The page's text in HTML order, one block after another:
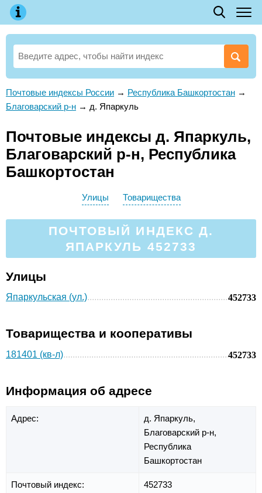
Почтовые индексы России → Республика Башкортостан →
Благоварский р-н → д. Япаркуль
Почтовые индексы д. Япаркуль,
Благоварский р-н, Республика
Башкортостан
Улицы Товарищества
ПОЧТОВЫЙ ИНДЕКС Д.
ЯПАРКУЛЬ 452733
Улицы
Япаркульская (ул.) 452733
Товарищества и кооперативы
181401 (кв-л) 452733
Информация об адресе
Адрес:
д. Япаркуль,
Благоварский р-н,
Республика
Башкортостан
Почтовый индекс: 452733